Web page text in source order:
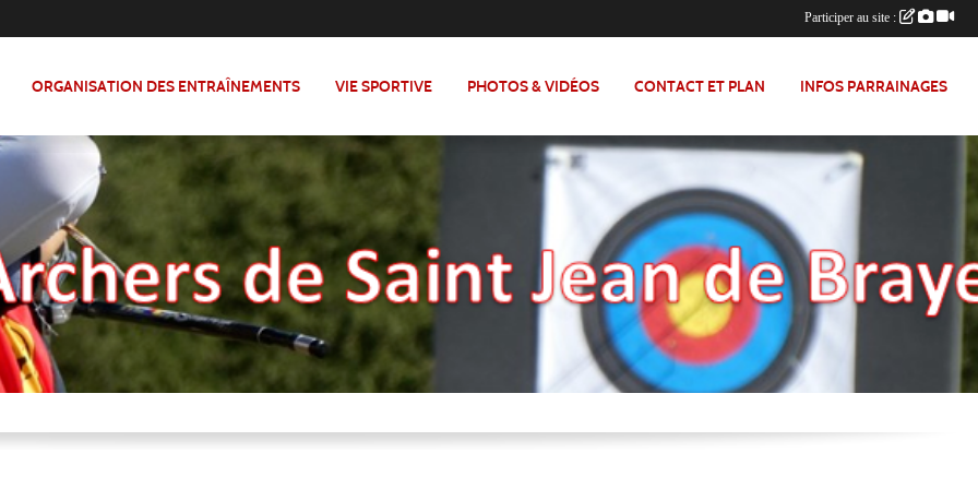
ORGANISATION DES ENTRAÎNEMENTS VIE SPORTIVE PHOTOS & VIDÉOS CONTACT ET PLAN INFOS PARRAINAGES
Participer au site :